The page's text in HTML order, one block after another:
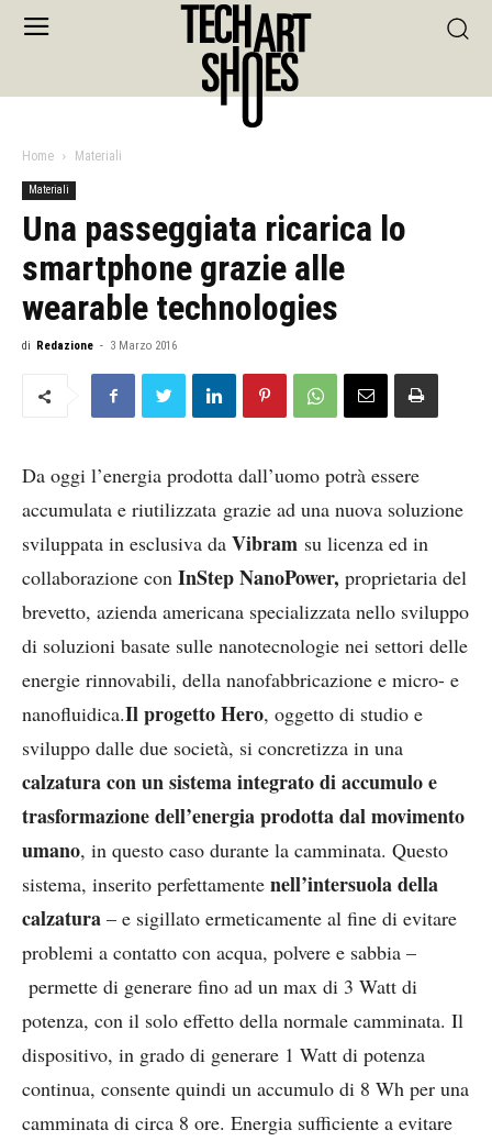
Home Materiali
Materiali
Una passeggiata ricarica lo
smartphone grazie alle
wearable technologies
di Redazione - 3 Marzo 2016
Da oggi l’energia prodotta dall’uomo potrà essere
accumulata e riutilizzata grazie ad una nuova soluzione
sviluppata in esclusiva da Vibram su licenza ed in
collaborazione con InStep NanoPower, proprietaria del
brevetto, azienda americana specializzata nello sviluppo
di soluzioni basate sulle nanotecnologie nei settori delle
energie rinnovabili, della nanofabbricazione e micro- e
nanofluidica.Il progetto Hero, oggetto di studio e
sviluppo dalle due società, si concretizza in una
calzatura con un sistema integrato di accumulo e
trasformazione dell’energia prodotta dal movimento
umano, in questo caso durante la camminata. Questo
sistema, inserito perfettamente nell’intersuola della
calzatura – e sigillato ermeticamente al fine di evitare
problemi a contatto con acqua, polvere e sabbia –
permette di generare fino ad un max di 3 Watt di
potenza, con il solo effetto della normale camminata. Il
dispositivo, in grado di generare 1 Watt di potenza
continua, consente quindi un accumulo di 8 Wh per una
camminata di circa 8 ore. Energia sufficiente a evitare